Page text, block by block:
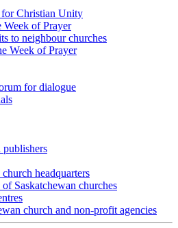
Christian Unity
of Prayer
to neighbour churches
Week of Prayer
for dialogue
publishers
headquarters
Saskatchewan churches
church and non-profit agencies